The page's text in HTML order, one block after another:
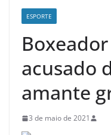
ESPORTE
acusado
amante
3 de maio de 2021